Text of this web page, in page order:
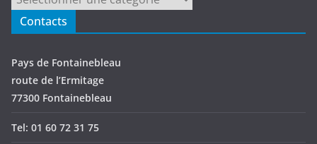
Contacts
Pays de Fontainebleau
route de l’Ermitage
77300 Fontainebleau
Tel: 01 60 72 31 75